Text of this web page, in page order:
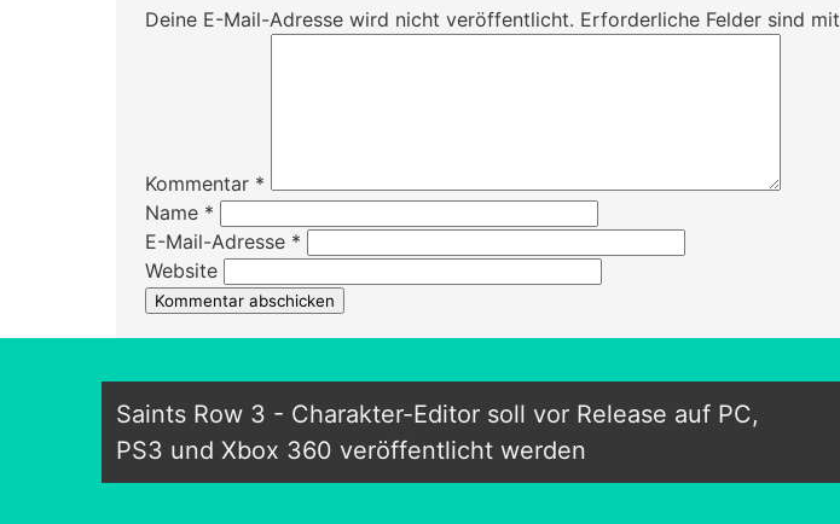
Deine E-Mail-Adresse wird nicht veröffentlicht. Erforderliche Felder sind mit
Kommentar *
Name *
E-Mail-Adresse *
Website
Saints Row 3 - Charakter-Editor soll vor Release auf PC,
PS3 und Xbox 360 veröffentlicht werden